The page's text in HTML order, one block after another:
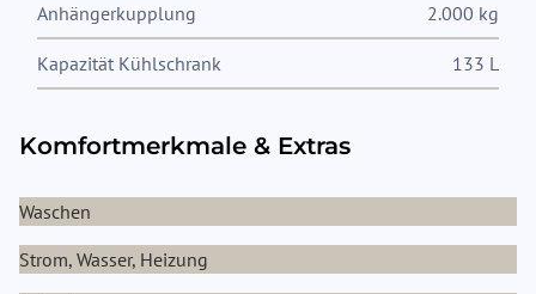
Anhängerkupplung 2.000 kg
Kapazität Kühlschrank 133 L
Komfortmerkmale & Extras
Waschen
Strom, Wasser, Heizung